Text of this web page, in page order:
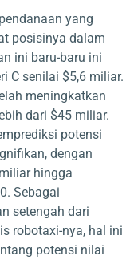
yang
posisinya dalam
ini baru-baru ini
C senilai $5,6 miliar.
meningkatkan
dari $45 miliar.
potensi
dengan
hingga
Sebagai
setengah dari
robotaxi-nya, hal ini
potensi nilai